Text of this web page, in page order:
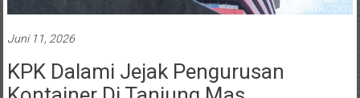
Juni 11, 2026
KPK Dalami Jejak Pengurusan